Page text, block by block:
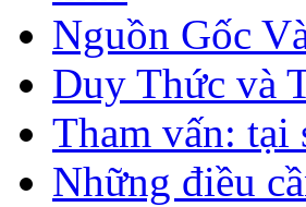
Nguồn Gốc
Duy Thức và
Tham vấn: tại
Những điều